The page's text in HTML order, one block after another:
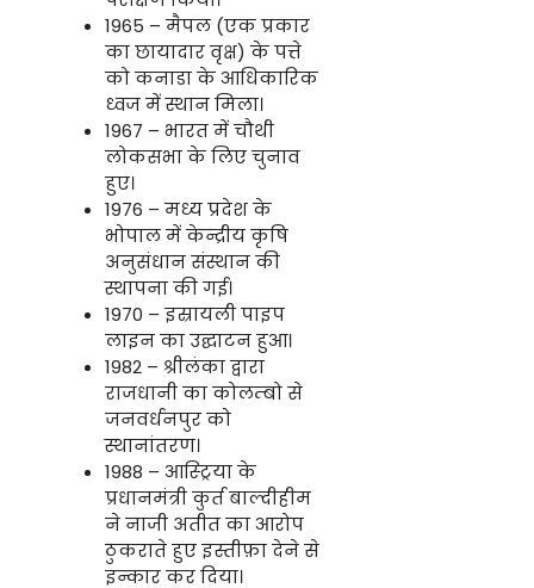
1965 – मैपल (एक प्रकार
का छायादार वृक्ष) के पत्ते
को कनाडा के आधिकारिक
ध्वज में स्थान मिला।
1967 – भारत में चौथी
लोकसभा के लिए चुनाव
हुए।
1976 – मध्य प्रदेश के
भोपाल में केन्द्रीय कृषि
अनुसंधान संस्थान की
स्थापना की गई।
1970 – इस्रायली पाइप
लाइन का उद्घाटन हुआ।
1982 – श्रीलंका द्वारा
राजधानी का कोलम्बो से
जनवर्धनपुर को
स्थानांतरण।
1988 – आस्ट्रिया के
प्रधानमंत्री कुर्त बाल्दीहीम
ने नाजी अतीत का आरोप
ठुकराते हुए इस्तीफ़ा देने से
इन्कार कर दिया।